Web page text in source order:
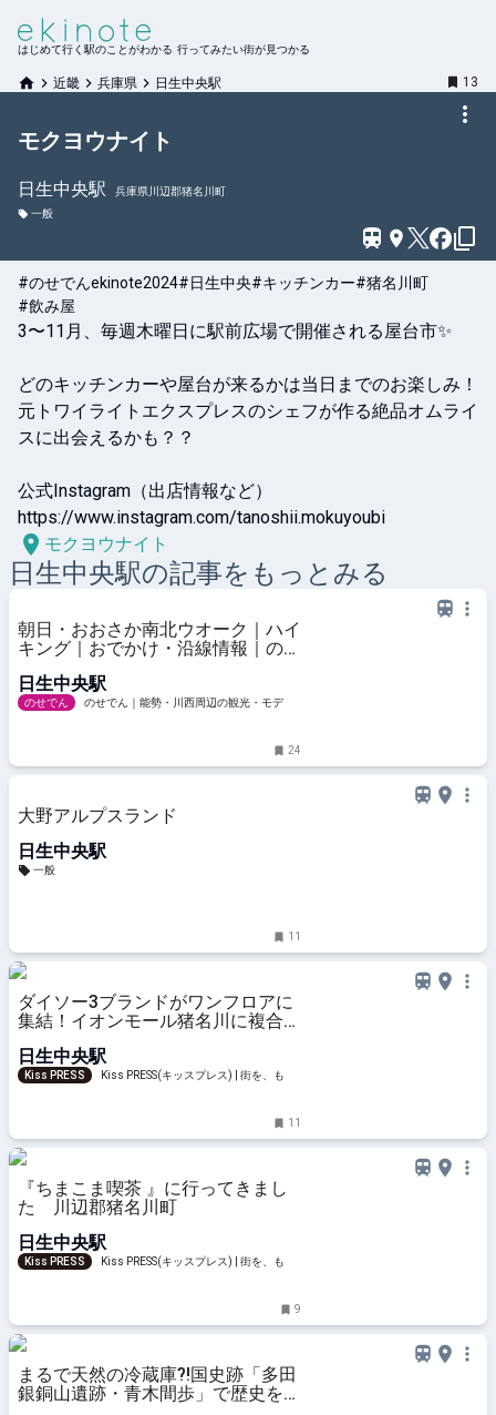
はじめて行く駅のことがわかる 行ってみたい街が見つかる
近畿 兵庫県 日生中央駅 13
モクヨウナイト
日生中央駅
兵庫県川辺郡猪名川町
一般
#のせでんekinote2024#日生中央#キッチンカー#猪名川町
#飲み屋
3〜11月、毎週木曜日に駅前広場で開催される屋台市✨
どのキッチンカーや屋台が来るかは当日までのお楽しみ！
元トワイライトエクスプレスのシェフが作る絶品オムライ
スに出会えるかも？？
公式Instagram（出店情報など）
https://www.instagram.com/tanoshii.mokuyoubi
モクヨウナイト
日生中央駅の記事をもっとみる
朝日・おおさか南北ウオーク｜ハイ
キング｜おでかけ・沿線情報｜のせ
日生中央駅
のせでん
のせでん｜能勢・川西周辺の観光・モデル
24
大野アルプスランド
日生中央駅
一般
11
ダイソー3ブランドがワンフロアに
集結！イオンモール猪名川に複合店
日生中央駅
Kiss PRESS
Kiss PRESS(キッスプレス) | 街を、もっ
11
『ちまこま喫茶 』に行ってきまし
た 川辺郡猪名川町
日生中央駅
Kiss PRESS
Kiss PRESS(キッスプレス) | 街を、もっ
9
まるで天然の冷蔵庫?!国史跡「多田
銀銅山遺跡・青木間歩」で歴史を感